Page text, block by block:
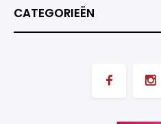
CATEGORIEËN